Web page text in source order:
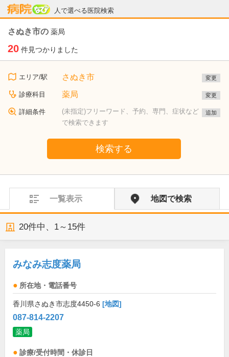
人で選べる医院検索
病院なび
さぬき市の 薬局
20 件見つかりました
エリア/駅 さぬき市 変更
診療科目 薬局 変更
詳細条件
(未指定)フリーワード、予約、専門、症状など
で検索できます
追加
検索する
一覧表示 地図で検索
20件中、 1～15件
みなみ志度薬局
所在地・電話番号
香川県さぬき市志度4450-6 [地図]
087-814-2207
薬局
診療/受付時間・休診日